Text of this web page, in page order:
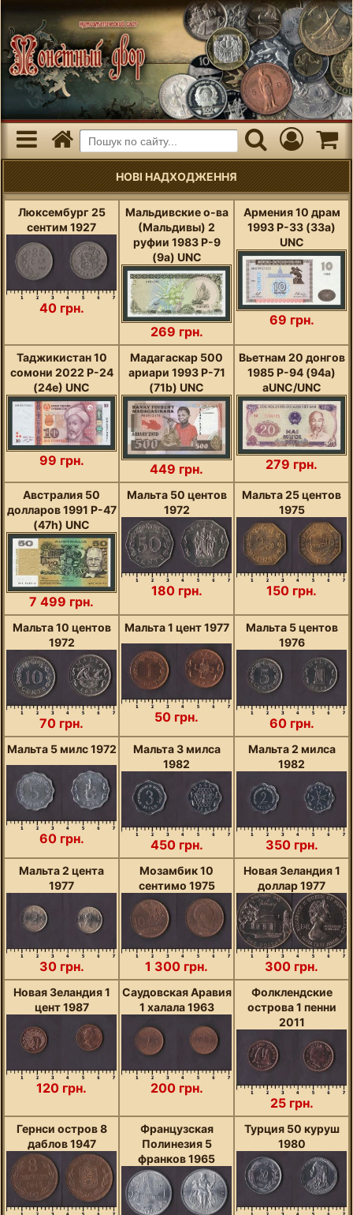
НОВІ НАДХОДЖЕННЯ
Люксембург 25
сентим 1927
40 грн.
Мальдивские о-ва
(Мальдивы) 2
руфии 1983 P-9
(9a) UNC
269 грн.
Армения 10 драм
1993 P-33 (33a)
UNC
69 грн.
Таджикистан 10
сомони 2022 P-24
(24е) UNC
99 грн.
Мадагаскар 500
ариари 1993 P-71
(71b) UNC
449 грн.
Вьетнам 20 донгов
1985 P-94 (94a)
аUNC/UNC
279 грн.
Австралия 50
долларов 1991 P-47
(47h) UNC
7 499 грн.
Мальта 50 центов
1972
180 грн.
Мальта 25 центов
1975
150 грн.
Мальта 10 центов
1972
70 грн.
Мальта 1 цент 1977
50 грн.
Мальта 5 центов
1976
60 грн.
Мальта 5 милс 1972
60 грн.
Мальта 3 милса
1982
450 грн.
Мальта 2 милса
1982
350 грн.
Мальта 2 цента
1977
30 грн.
Мозамбик 10
сентимо 1975
1 300 грн.
Новая Зеландия 1
доллар 1977
300 грн.
Новая Зеландия 1
цент 1987
120 грн.
Саудовская Аравия
1 халала 1963
200 грн.
Фолклендские
острова 1 пенни
2011
25 грн.
Гернси остров 8
даблов 1947
Французская
Полинезия 5
франков 1965
Турция 50 куруш
1980